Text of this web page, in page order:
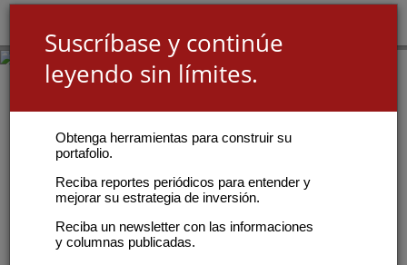
Suscríbase y continúe
leyendo sin límites.
Obtenga herramientas para construir su
portafolio.
Reciba reportes periódicos para entender y
mejorar su estrategia de inversión.
Reciba un newsletter con las informaciones
y columnas publicadas.